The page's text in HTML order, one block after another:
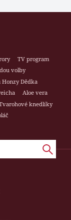
TV program
volby
Honzy Dědka
Aloe vera
knedlíky